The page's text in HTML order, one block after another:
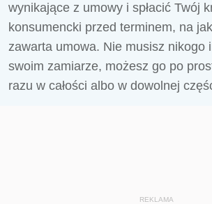
wynikające z umowy i spłacić Twój
konsumencki przed terminem, na
zawarta umowa. Nie musisz nikogo
swoim zamiarze, możesz go po
razu w całości albo w dowolnej
REKLAMA